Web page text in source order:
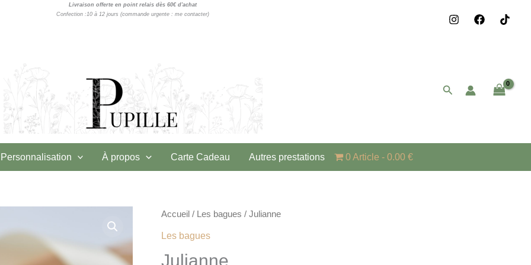
Livraison offerte en point relais dès 60€ d'achat
Confection :10 à 12 jours (commande urgente : me contacter)
Rechercher
Personnalisation À propos Carte Cadeau Autres prestations 0 Article 0.00 €
Accueil / Les bagues / Julianne
Les bagues
Julianne
quantité
de